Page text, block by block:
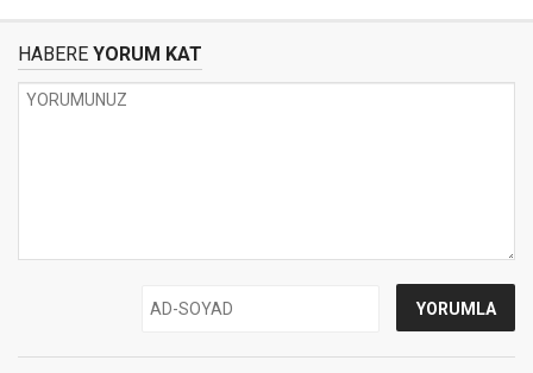
HABERE YORUM KAT